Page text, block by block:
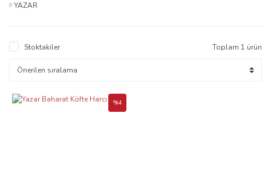
YAZAR
Stoktakiler Toplam 1 ürün
%4